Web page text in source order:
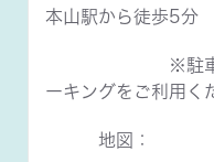
本山駅から徒歩5分
※駐車場はあ
ーキングをご利用く
地図：